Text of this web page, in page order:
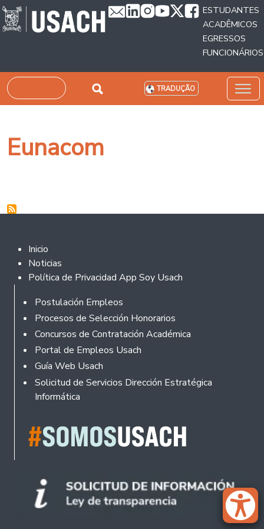
Passar para o conteúdo principal
ESTUDANTES
ACADÊMICOS
EGRESSOS
FUNCIONÁRIOS
Pesquisar TRADUÇÃO
Eunacom
Footer 2
Inicio
Noticias
Política de Privacidad App Soy Usach
Rodapé
Postulación Empleos
Procesos de Selección Honorarios
Concursos de Contratación Académica
Portal de Empleos Usach
Guía Web Usach
Solicitud de Servicios Dirección Estratégica
Informática